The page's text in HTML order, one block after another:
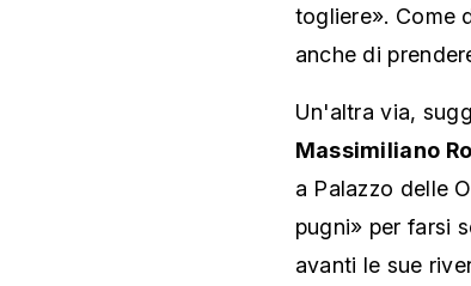
togliere». Come
anche di
Un'altra via,
Massimiliano
a Palazzo delle
pugni» per farsi
avanti le sue